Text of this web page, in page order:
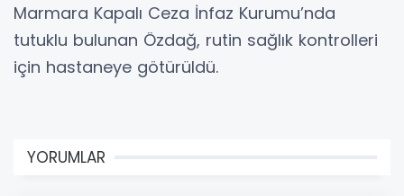
Marmara Kapalı Ceza İnfaz Kurumu’nda
tutuklu bulunan Özdağ, rutin sağlık kontrolleri
için hastaneye götürüldü.
YORUMLAR